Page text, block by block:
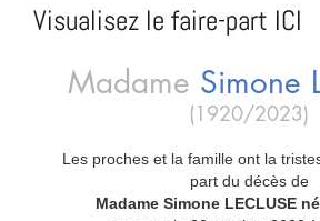
Visualisez le faire-part ICI